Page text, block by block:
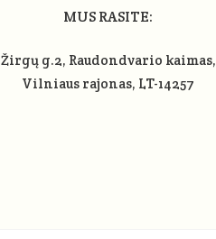
MUS RASITE:
Žirgų g.2, Raudondvario kaimas,
Vilniaus rajonas, LT-14257